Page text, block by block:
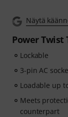
Näytä
Power Twist
Lockable
3-pin AC
Loadable up
Meets
counterpart